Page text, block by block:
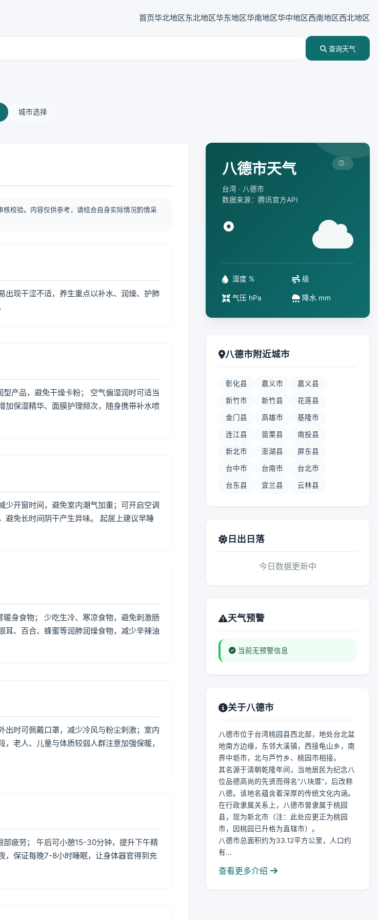
首页华北地区东北地区华东地区华南地区华中地区西南地区西北地区
查询天气
城市选择
校验。内容仅供参考，请结合自身实际情况酌情采
现干涩不适，养生重点以补水、润燥、护肺
产品，避免干燥卡粉； 空气偏湿润时可适当
加保湿精华、面膜护理频次，随身携带补水喷
少开窗时间，避免室内潮气加重；可开启空调
避免长时间阴干产生异味。 起居上建议早睡
身食物； 少吃生冷、寒凉食物，避免刺激肠
耳、百合、蜂蜜等润肺润燥食物，减少辛辣油
出时可佩戴口罩，减少冷风与粉尘刺激；室内
老人、儿童与体质较弱人群注意加强保暖，
疲劳； 午后可小憩15-30分钟，提升下午精
，保证每晚7-8小时睡眠，让身体器官得到充
八德市天气
台湾 · 八德市
数据来源：腾讯官方API
:
°
湿度 % 级
气压 hPa 降水 mm
八德市附近城市
彰化县 嘉义市 嘉义县
新竹市 新竹县 花莲县
金门县 高雄市 基隆市
连江县 苗栗县 南投县
新北市 澎湖县 屏东县
台中市 台南市 台北市
台东县 宜兰县 云林县
日出日落
今日数据更新中
天气预警
当前无预警信息
关于八德市
八德市位于台湾桃园县西北部，地处台北盆
地南方边缘，东邻大溪镇，西接龟山乡，南
界中坜市，北与芦竹乡、桃园市相接。
其名源于清朝乾隆年间，当地居民为纪念八
位品德高尚的先贤而得名“八块厝”，后改称
八德。该地名蕴含着深厚的传统文化内涵。
在行政隶属关系上，八德市曾隶属于桃园
县，现为新北市（注：此处应更正为桃园
市，因桃园已升格为直辖市）。
八德市总面积约为33.12平方公里，人口约
有...
查看更多介绍